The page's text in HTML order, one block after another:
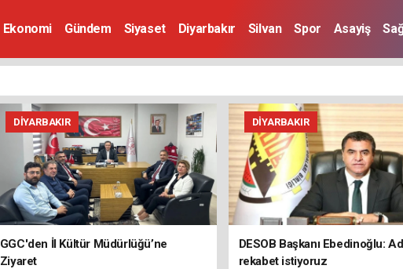
Ekonomi Gündem Siyaset Diyarbakır Silvan Spor Asayiş
DIYARBAKIR
GGC'den İl Kültür Müdürlüğü’ne
Ziyaret
DIYARBAKIR
DESOB Başkanı Ebedinoğlu:
rekabet istiyoruz